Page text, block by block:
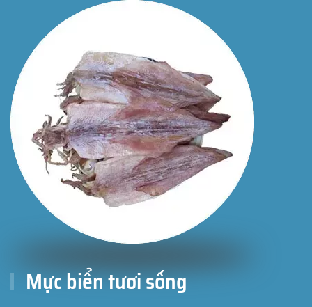
Mực biển tươi sống